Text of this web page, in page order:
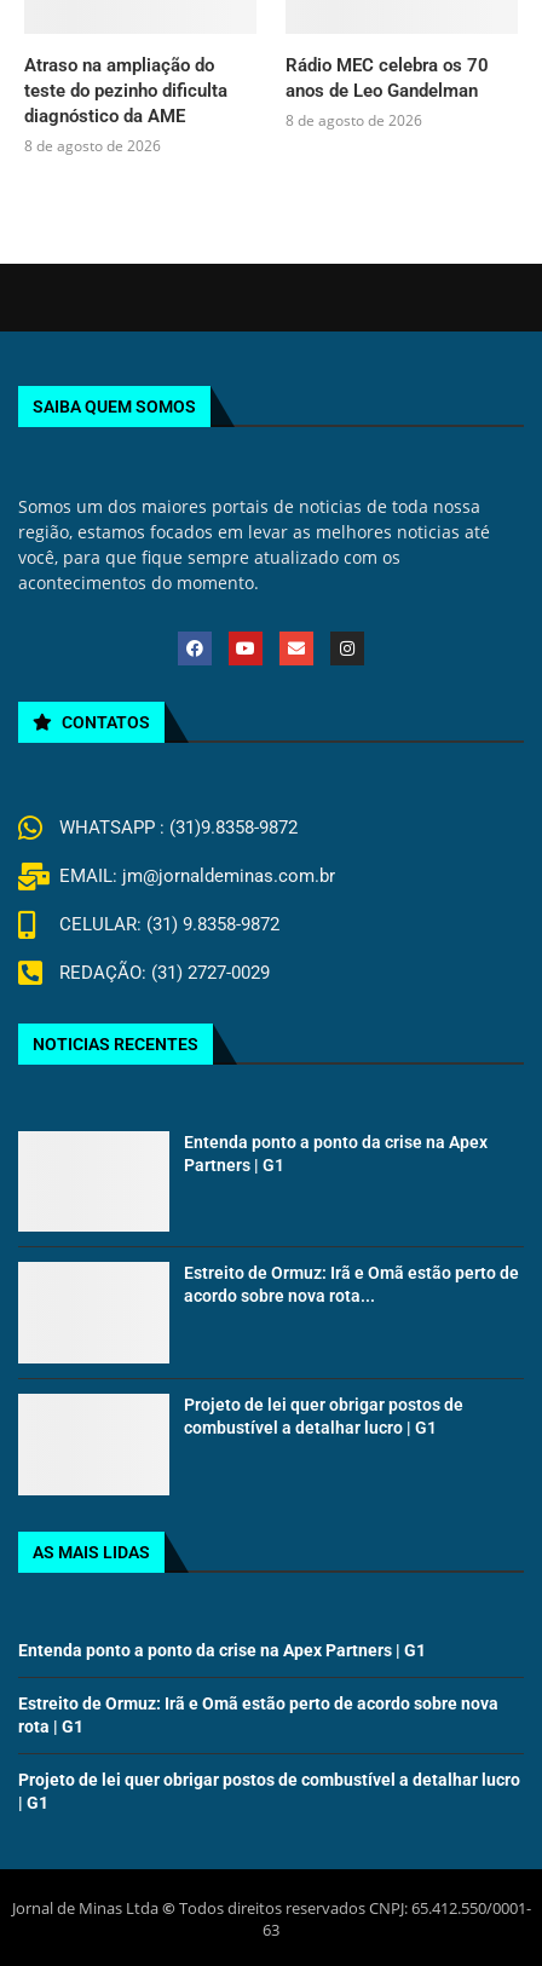
Atraso na ampliação do
teste do pezinho dificulta
diagnóstico da AME
8 de agosto de 2026
Rádio MEC celebra os 70
anos de Leo Gandelman
8 de agosto de 2026
SAIBA QUEM SOMOS
Somos um dos maiores portais de noticias de toda nossa
região, estamos focados em levar as melhores noticias até
você, para que fique sempre atualizado com os
acontecimentos do momento.
CONTATOS
WHATSAPP : (31)9.8358-9872
EMAIL: jm@jornaldeminas.com.br
CELULAR: (31) 9.8358-9872
REDAÇÃO: (31) 2727-0029
NOTICIAS RECENTES
Entenda ponto a ponto da crise na Apex
Partners | G1
Estreito de Ormuz: Irã e Omã estão perto de
acordo sobre nova rota...
Projeto de lei quer obrigar postos de
combustível a detalhar lucro | G1
AS MAIS LIDAS
Entenda ponto a ponto da crise na Apex Partners | G1
Estreito de Ormuz: Irã e Omã estão perto de acordo sobre nova
rota | G1
Projeto de lei quer obrigar postos de combustível a detalhar lucro
| G1
Jornal de Minas Ltda©Todos direitos reservados CNPJ: 65.412.550/0001-
63